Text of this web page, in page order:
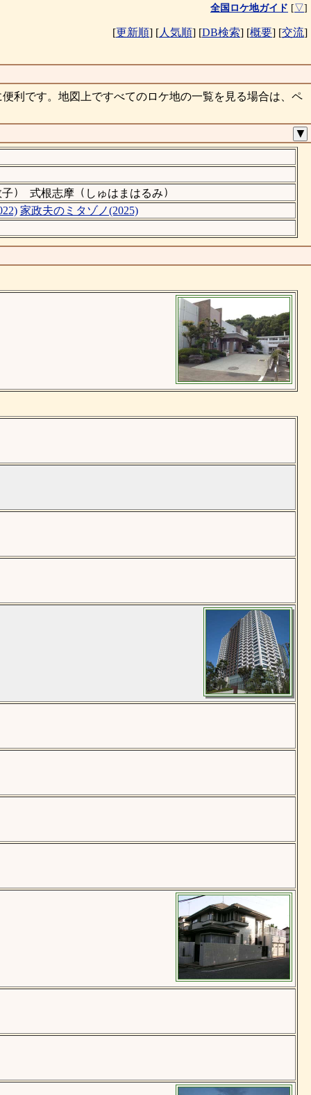
全国ロケ地ガイド [▽]
[更新順] [人気順] [DB検索] [概要] [交流]
利です。地図上ですべてのロケ地の一覧を見る場合は、ペ
▼
） 式根志摩（ しゅはまはるみ）
家政夫のミタゾノ(2025)